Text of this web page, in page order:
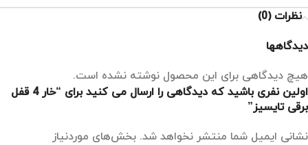
نظرات (0)
دیدگاهها
هیچ دیدگاهی برای این محصول نوشته نشده است.
اولین نفری باشید که دیدگاهی را ارسال می کنید برای “خار 4 قفل
برقی تایسیز”
نشانی ایمیل شما منتشر نخواهد شد. بخش‌های موردنیاز